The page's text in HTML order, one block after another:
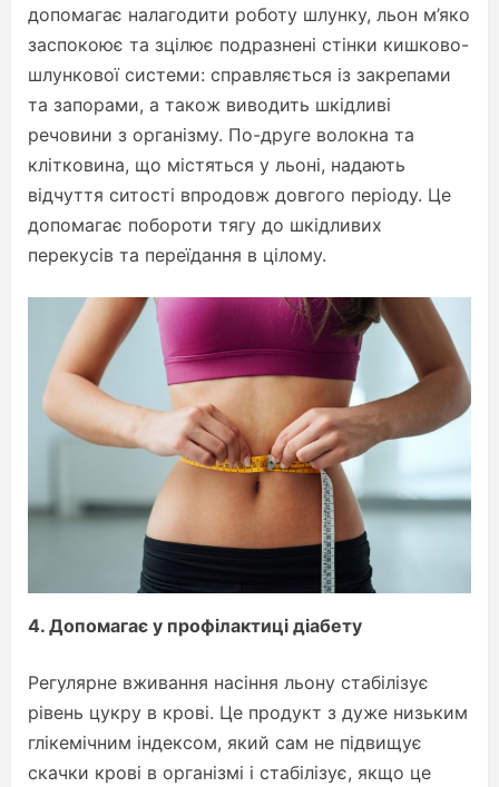
допомагає налагодити роботу шлунку, льон м’яко
заспокоює та зцілює подразнені стінки кишково-
шлункової системи: справляється із закрепами
та запорами, а також виводить шкідливі
речовини з організму. По-друге волокна та
клітковина, що містяться у льоні, надають
відчуття ситості впродовж довгого періоду. Це
допомагає побороти тягу до шкідливих
перекусів та переїдання в цілому.
4. Допомагає у профілактиці діабету
Регулярне вживання насіння льону стабілізує
рівень цукру в крові. Це продукт з дуже низьким
глікемічним індексом, який сам не підвищує
скачки крові в організмі і стабілізує, якщо це